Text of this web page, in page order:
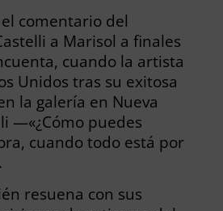
comentario del
a Marisol a finales
cuando la artista
Unidos tras su exitosa
la galería en Nueva
—«¿Cómo puedes
cuando todo está por
resuena con sus